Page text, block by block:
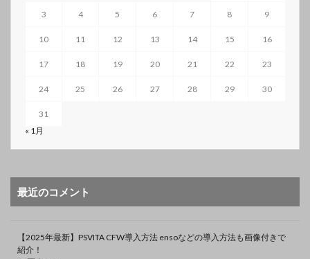
3 4 5 6 7 8 9
10 11 12 13 14 15 16
17 18 19 20 21 22 23
24 25 26 27 28 29 30
31
« 1月
最近のコメント
【2025年最新】PSVITA CFW導入方法 ensoなどの導入方法も画像付きで
紹介！